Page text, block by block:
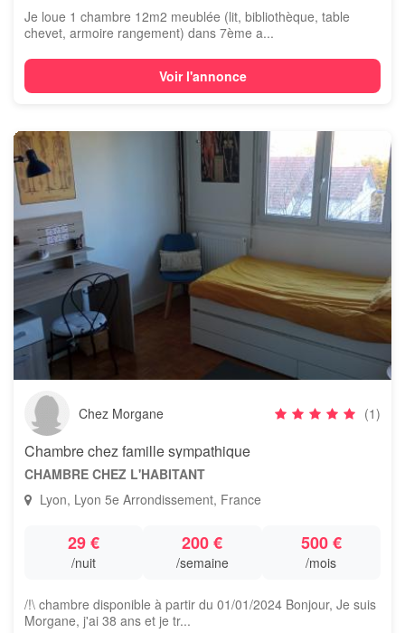
Je loue 1 chambre 12m2 meublée (lit, bibliothèque, table
chevet, armoire rangement) dans 7ème a...
Voir l'annonce
Chez Morgane (1)
Chambre chez famille sympathique
CHAMBRE CHEZ L'HABITANT
Lyon, Lyon 5e Arrondissement, France
29 €
/nuit
200 €
/semaine
500 €
/mois
/!\ chambre disponible à partir du 01/01/2024 Bonjour, Je suis
Morgane, j'ai 38 ans et je tr...